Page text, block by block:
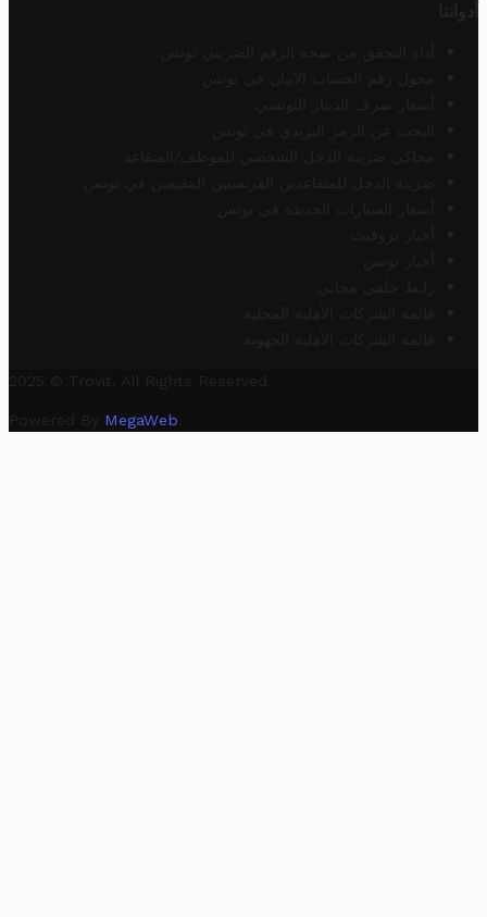
أدواتنا
أداة التحقق من صحة الرقم الضريبي تونس
محول رقم الحساب الآيبان في تونس
أسعار صرف الدينار التونسي
البحث عن الرمز البريدي في تونس
محاكي ضريبة الدخل الشخصي للموظف/المتقاعد
ضريبة الدخل للمتقاعدين الفرنسيين المقيمين في تونس
أسعار السيارات الجديدة في تونس
أخبار تروفيت
أخبار تونس
رابط خلفي مجاني
قائمة الشركات الأهلية المحلية
قائمة الشركات الأهلية الجهوية
2025 © Trovit. All Rights Reserved.
Powered By MegaWeb